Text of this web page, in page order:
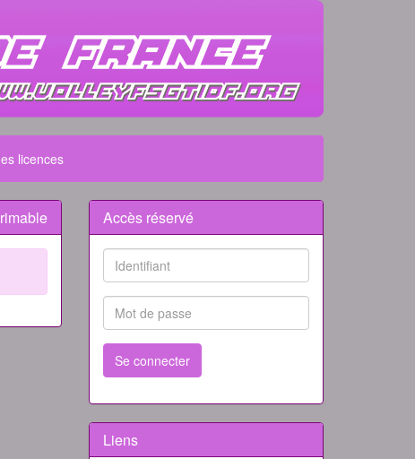
licences
Accès réservé
Se connecter
Liens